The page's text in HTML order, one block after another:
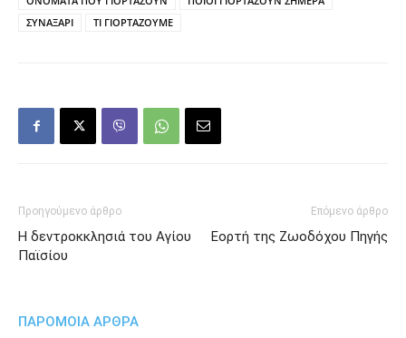
ΣΥΝΑΞΑΡΙ
ΤΙ ΓΙΟΡΤΑΖΟΥΜΕ
Προηγούμενο άρθρο
Η δεντροκκλησιά του Αγίου
Παϊσίου
Επόμενο άρθρο
Εορτή της Ζωοδόχου Πηγής
ΠΑΡΟΜΟΙΑ ΑΡΘΡΑ